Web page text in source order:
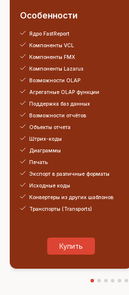
Особенности
Ядро FastReport
Компоненты VCL
Компоненты FMX
Компоненты Lazarus
Возможности OLAP
Агрегатные OLAP функции
Поддержка баз данных
Возможности отчётов
Объекты отчета
Штрих-коды
Диаграммы
Печать
Экспорт в различные форматы
Исходные коды
Конвертеры из других шаблонов
Транспорты (Transports)
Купить